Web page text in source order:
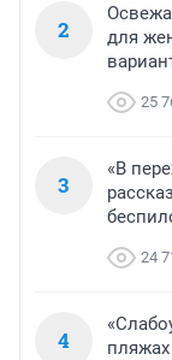
2
для
25
3
«В
24
4